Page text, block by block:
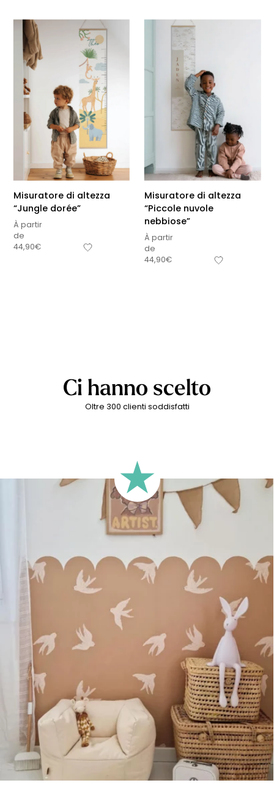
Misuratore di altezza
“Jungle dorée”
À partir
de
44,90€
Misuratore di altezza
“Piccole nuvole
nebbiose”
À partir
de
44,90€
Ci hanno scelto
Oltre 300 clienti soddisfatti